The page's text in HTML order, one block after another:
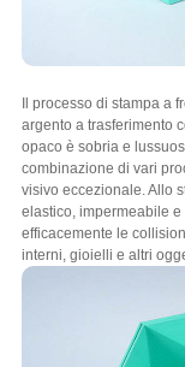
Il processo di stampa a
argento a trasferimento
opaco è sobria e
combinazione di vari
visivo eccezionale. Allo
elastico, impermeabile
efficacemente le
interni, gioielli e altri